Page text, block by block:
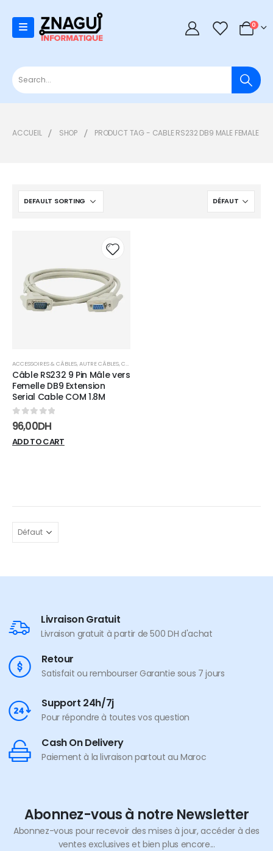
0 0
ACCUEIL SHOP PRODUCT TAG - CABLE RS232 DB9 MALE FEMALE
Add to
wishlist
ACCESSOIRES & CÂBLES, AUTRE CÂBLES,CÂBLES
Câble RS232 9 Pin Mâle vers
Femelle DB9 Extension
Serial Cable COM 1.8M
0sur 5
96,00DH
ADD TO CART
Livraison Gratuit
Livraison gratuit à partir de 500 DH d'achat
Retour
Satisfait ou rembourser Garantie sous 7 jours
Support 24h/7j
Pour répondre à toutes vos question
Cash On Delivery
Paiement à la livraison partout au Maroc
Abonnez-vous à notre Newsletter
Abonnez-vous pour recevoir des mises à jour, accéder à des
ventes exclusives et bien plus encore...